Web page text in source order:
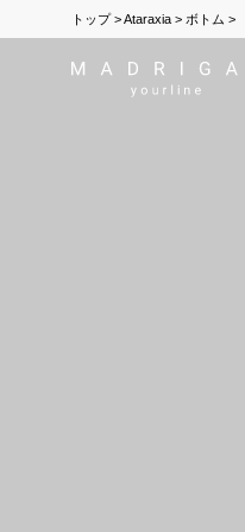
トップ Ataraxia ボトム